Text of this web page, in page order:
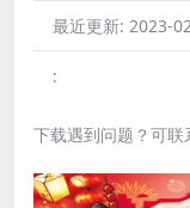
最近更新: 2023-
:
下载遇到问题？可